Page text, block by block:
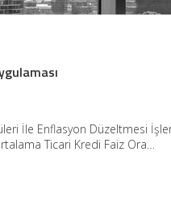
İle Enflasyon Düzeltmesi
Ticari Kredi Faiz Ora…